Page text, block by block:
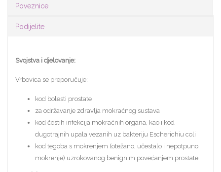
Poveznice
Podijelite
Svojstva i djelovanje:
Vrbovica se preporučuje:
kod bolesti prostate
za održavanje zdravlja mokraćnog sustava
kod čestih infekcija mokraćnih organa, kao i kod
dugotrajnih upala vezanih uz bakteriju Escherichiu coli
kod tegoba s mokrenjem (otežano, učestalo i nepotpuno
mokrenje) uzrokovanog benignim povećanjem prostate